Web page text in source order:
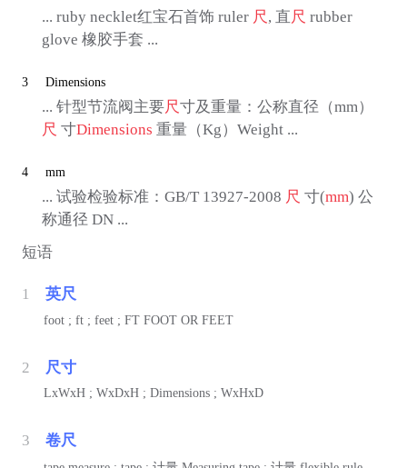
... ruby necklet红宝石首饰 ruler 尺 , 直尺 rubber
glove 橡胶手套 ...
3 Dimensions
... 针型节流阀主要尺寸及重量：公称直径（mm）
尺 寸Dimensions 重量（Kg）Weight ...
4 mm
... 试验检验标准：GB/T 13927-2008 尺 寸(mm) 公
称通径 DN ...
短语
1 英尺
foot ; ft ; feet ; FT FOOT OR FEET
2 尺寸
LxWxH ; WxDxH ; Dimensions ; WxHxD
3 卷尺